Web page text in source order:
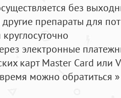
без
препараты для
электронные
карт Master Card или
можно обратиться